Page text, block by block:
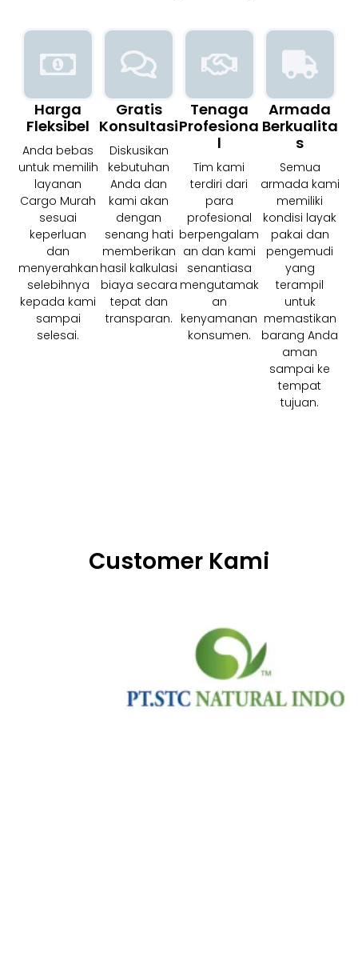
Harga
Fleksibel
Anda bebas
untuk memilih
layanan
Cargo Murah
sesuai
keperluan
dan
menyerahkan
selebihnya
kepada kami
sampai
selesai.
Gratis
Konsultasi
Diskusikan
kebutuhan
Anda dan
kami akan
dengan
senang hati
memberikan
hasil kalkulasi
biaya secara
tepat dan
transparan.
Tenaga
Profesiona
L
Tim kami
terdiri dari
para
profesional
berpengalam
an dan kami
senantiasa
mengutamak
an
kenyamanan
konsumen.
Armada
Berkualita
S
Semua
armada kami
memiliki
kondisi layak
pakai dan
pengemudi
yang
terampil
untuk
memastikan
barang Anda
aman
sampai ke
tempat
tujuan.
Customer Kami